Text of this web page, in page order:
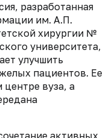
разработанная
им. А.П.
хирургии №
университета,
улучшить
пациентов. Ее
вуза, а